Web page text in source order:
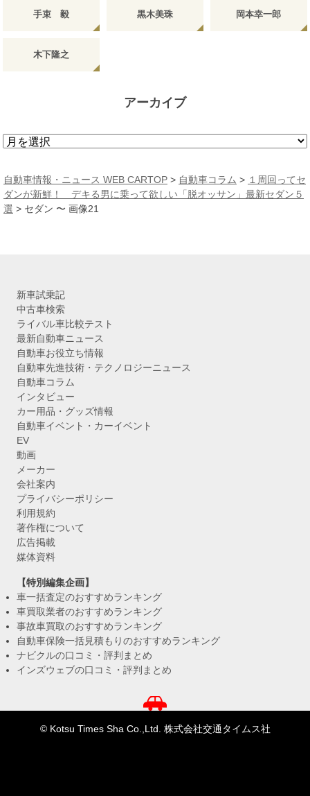
手束 毅 黒木美珠 岡本幸一郎
木下隆之
アーカイブ
ア
カ
イ
ブ
自動車情報・ニュース WEB CARTOP > 自動車コラム > １周回ってセ
ダンが新鮮！ デキる男に乗って欲しい「脱オッサン」最新セダン５
選 > セダン 〜 画像21
新車試乗記
中古車検索
ライバル車比較テスト
最新自動車ニュース
自動車お役立ち情報
自動車先進技術・テクノロジーニュース
自動車コラム
インタビュー
カー用品・グッズ情報
自動車イベント・カーイベント
EV
動画
メーカー
会社案内
プライバシーポリシー
利用規約
著作権について
広告掲載
媒体資料
【特別編集企画】
車一括査定のおすすめランキング
車買取業者のおすすめランキング
事故車買取のおすすめランキング
自動車保険一括見積もりのおすすめランキング
ナビクルの口コミ・評判まとめ
インズウェブの口コミ・評判まとめ
© Kotsu Times Sha Co.,Ltd. 株式会社交通タイムス社